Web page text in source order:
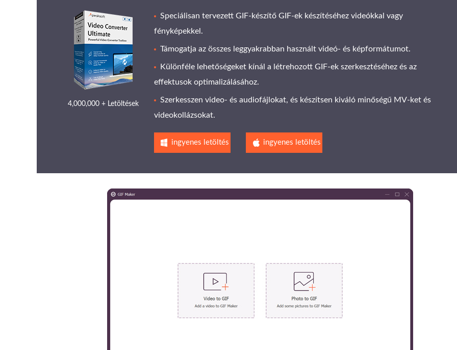
4,000,000 + Letöltések
Speciálisan tervezett GIF-készítő GIF-ek készítéséhez videókkal vagy
fényképekkel.
Támogatja az összes leggyakrabban használt videó- ​​és képformátumot.
Különféle lehetőségeket kínál a létrehozott GIF-ek szerkesztéséhez és az
effektusok optimalizálásához.
Szerkesszen video- és audiofájlokat, és készítsen kiváló minőségű MV-ket és
videokollázsokat.
ingyenes letöltés ingyenes letöltés